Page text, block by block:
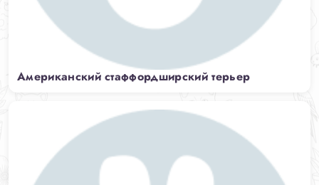
Американский стаффордширский терьер